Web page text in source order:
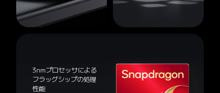
3nmプロセッサによる
フラッグシップの処理
性能